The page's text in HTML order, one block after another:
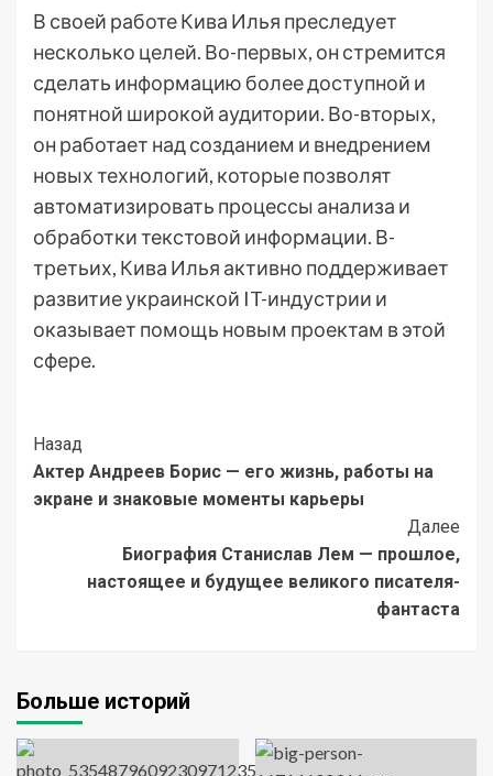
В своей работе Кива Илья преследует
несколько целей. Во-первых, он стремится
сделать информацию более доступной и
понятной широкой аудитории. Во-вторых,
он работает над созданием и внедрением
новых технологий, которые позволят
автоматизировать процессы анализа и
обработки текстовой информации. В-
третьих, Кива Илья активно поддерживает
развитие украинской IT-индустрии и
оказывает помощь новым проектам в этой
сфере.
Post
Navigation
Назад
Актер Андреев Борис — его жизнь, работы на
экране и знаковые моменты карьеры
Далее
Биография Станислав Лем — прошлое,
настоящее и будущее великого писателя-
фантаста
Больше историй